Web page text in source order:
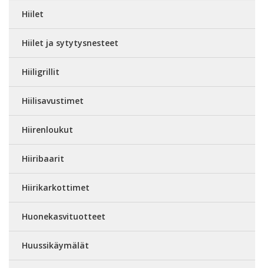
Hiilet
Hiilet ja sytytysnesteet
Hiiligrillit
Hiilisavustimet
Hiirenloukut
Hiiribaarit
Hiirikarkottimet
Huonekasvituotteet
Huussikäymälät